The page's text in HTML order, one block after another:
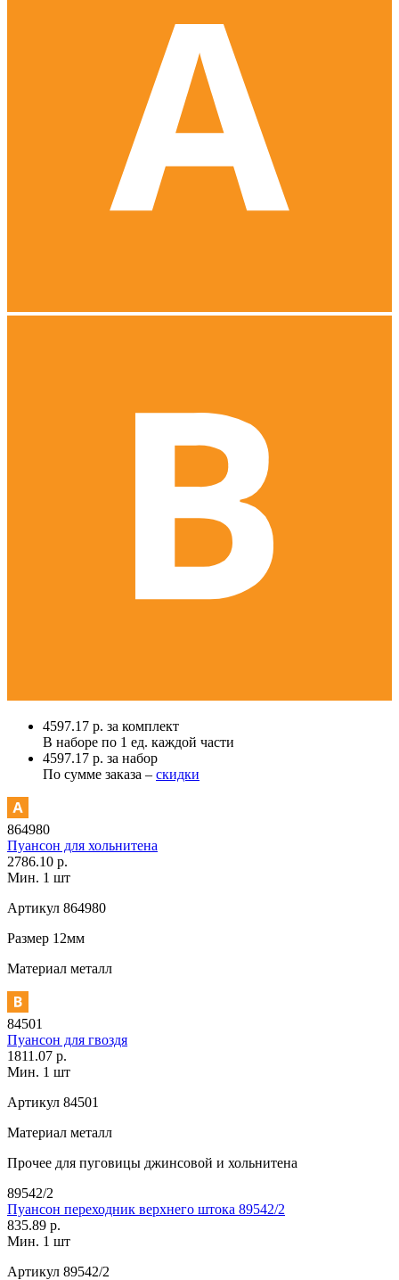
4597.17 р. за комплект
В наборе по 1 ед. каждой части
4597.17 р. за набор
По сумме заказа – скидки
864980
Пуансон для хольнитена
2786.10 р.
Мин. 1 шт
Артикул 864980
Размер 12мм
Материал металл
84501
Пуансон для гвоздя
1811.07 р.
Мин. 1 шт
Артикул 84501
Материал металл
Прочее для пуговицы джинсовой и хольнитена
89542/2
Пуансон переходник верхнего штока 89542/2
835.89 р.
Мин. 1 шт
Артикул 89542/2